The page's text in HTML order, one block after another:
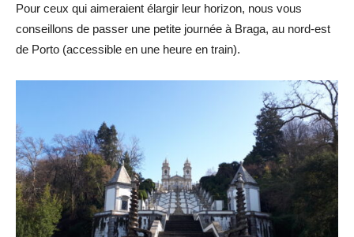
Pour ceux qui aimeraient élargir leur horizon, nous vous
conseillons de passer une petite journée à Braga, au nord-est
de Porto (accessible en une heure en train).